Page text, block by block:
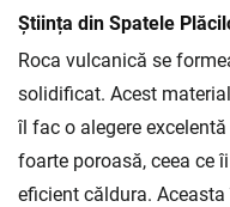
Știința din Spatele
Roca vulcanică se
solidificat. Acest
îl fac o alegere
foarte poroasă, ceea ce
eficient căldura.